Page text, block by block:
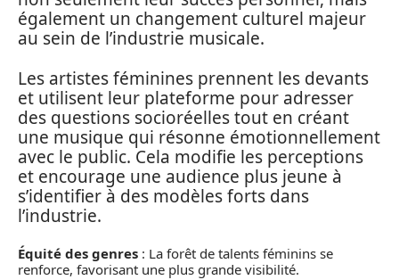
également un changement culturel majeur
au sein de l’industrie musicale.
Les artistes féminines prennent les devants
et utilisent leur plateforme pour adresser
des questions socioréelles tout en créant
une musique qui résonne émotionnellement
avec le public. Cela modifie les perceptions
et encourage une audience plus jeune à
s’identifier à des modèles forts dans
l’industrie.
Équité des genres : La forêt de talents féminins se
renforce, favorisant une plus grande visibilité.